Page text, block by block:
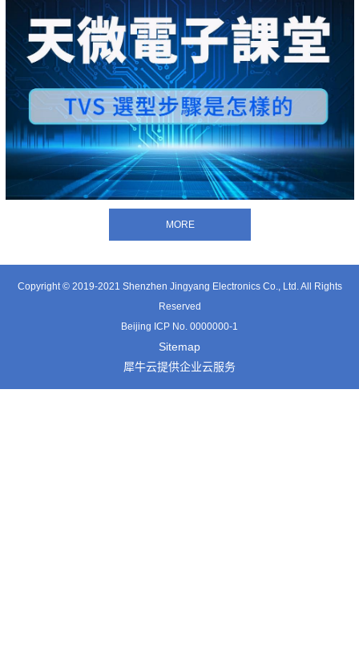
Copyright © 2019-2021 Shenzhen Jingyang Electronics Co., Ltd. All Rights
Reserved
Beijing ICP No. 0000000-1
Sitemap
犀牛云提供企业云服务